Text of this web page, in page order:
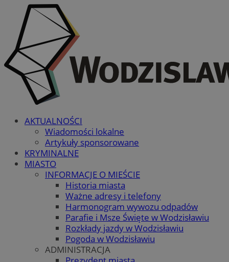
AKTUALNOŚCI
Wiadomości lokalne
Artykuły sponsorowane
KRYMINALNE
MIASTO
INFORMACJE O MIEŚCIE
Historia miasta
Ważne adresy i telefony
Harmonogram wywozu odpadów
Parafie i Msze Święte w Wodzisławiu
Rozkłady jazdy w Wodzisławiu
Pogoda w Wodzisławiu
ADMINISTRACJA